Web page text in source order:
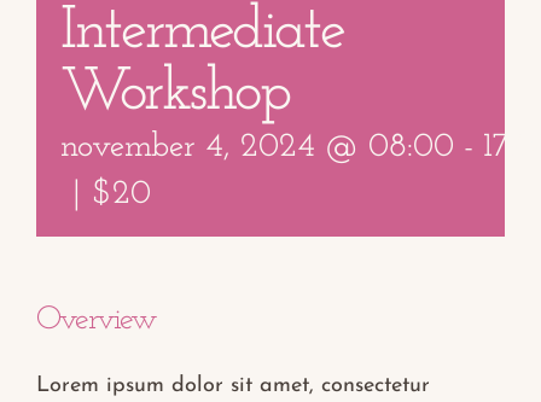
Clairvoyance
Healing
Intermediate
Workshop
november 4, 2024 @ 08:00 -
$20
Overview
Lorem ipsum dolor sit amet, consectetur